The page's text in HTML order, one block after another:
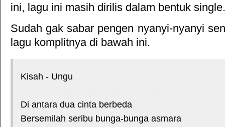
ini, lagu ini masih dirilis dalam bentuk single.
Sudah gak sabar pengen nyanyi-nyanyi
lagu komplitnya di bawah ini.
Kisah - Ungu
Di antara dua cinta berbeda
Bersemilah seribu bunga-bunga asmara